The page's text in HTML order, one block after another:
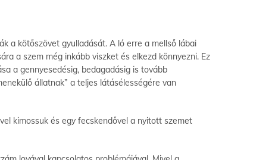
a kötőszövet gyulladását. A ló erre a mellső lábai
a szem még inkább viszket és elkezd könnyezni. Ez
a gennyesedésig, bedagadásig is tovább
állatnak” a teljes látásélességére van
kimossuk és egy fecskendővel a nyitott szemet